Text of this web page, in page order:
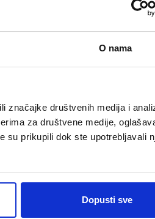
O nama
značajke društvenih medija i
za društvene medije,
su prikupili dok ste upotrebljavali
Dopusti sve